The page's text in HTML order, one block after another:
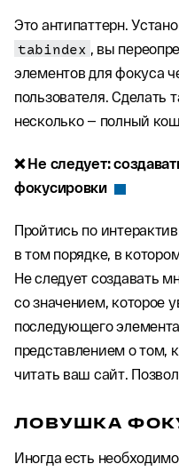
Это антипаттерн.
tabindex , вы
элементов для фокуса
пользователя. Сделать
несколько — полный
❌ Не следует:
фокусировки
Пройтись по
в том порядке, в
Не следует создавать
со значением, которое
последующего
представлением о том,
читать ваш сайт.
ЛОВУШКА
Иногда есть